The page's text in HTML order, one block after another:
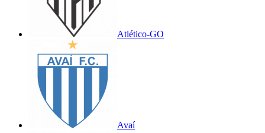
Atlético-GO
Avaí